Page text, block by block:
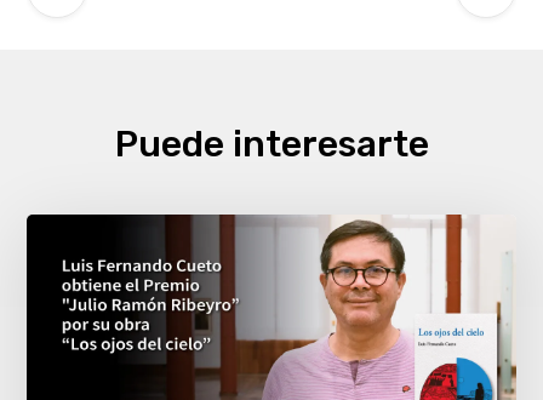
Puede interesarte